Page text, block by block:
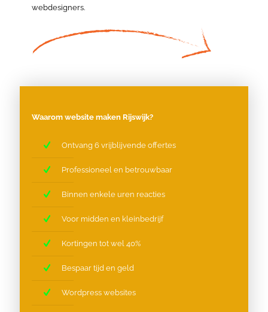
webdesigners.
Waarom website maken Rijswijk?
Ontvang 6 vrijblijvende offertes
Professioneel en betrouwbaar
Binnen enkele uren reacties
Voor midden en kleinbedrijf
Kortingen tot wel 40%
Bespaar tijd en geld
Wordpress websites